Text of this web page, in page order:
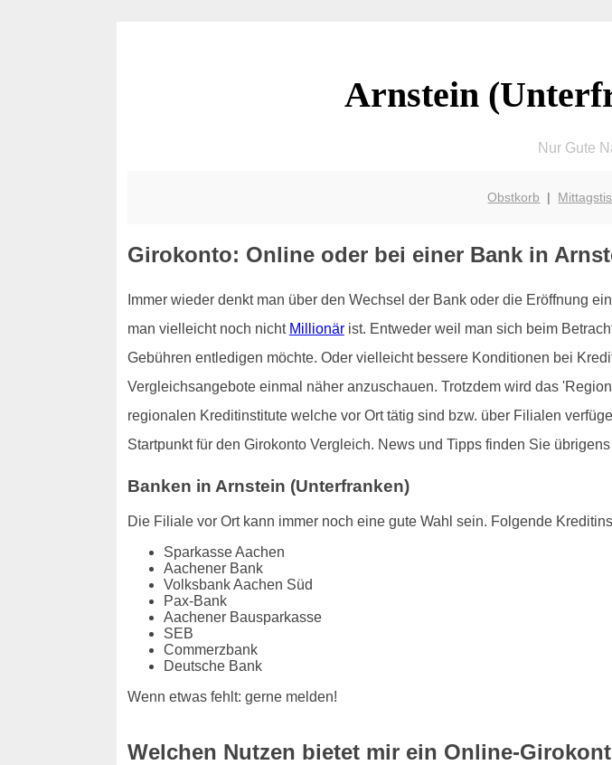
Arnstein
Nur Gute
Obstkorb |
Girokonto: Online oder bei einer Bank in
Immer wieder denkt man über den Wechsel der Bank oder die Eröffnung
man vielleicht noch nicht Millionärist. Entweder weil man sich beim
Gebühren entledigen möchte. Oder vielleicht bessere Konditionen bei
Vergleichsangebote einmal näher anzuschauen. Trotzdem wird das
regionalen Kreditinstitute welche vor Ort tätig sind bzw. über Filialen
Startpunkt für den Girokonto Vergleich. News und Tipps finden Sie
Banken in Arnstein (Unterfranken)
Die Filiale vor Ort kann immer noch eine gute Wahl sein. Folgende
Sparkasse Aachen
Aachener Bank
Volksbank Aachen Süd
Pax-Bank
Aachener Bausparkasse
SEB
Commerzbank
Deutsche Bank
Wenn etwas fehlt: gerne melden!
Welchen Nutzen bietet mir ein Online-